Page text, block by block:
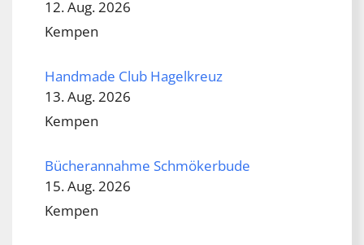
12. Aug. 2026
Kempen
Handmade Club Hagelkreuz
13. Aug. 2026
Kempen
Bücherannahme Schmökerbude
15. Aug. 2026
Kempen